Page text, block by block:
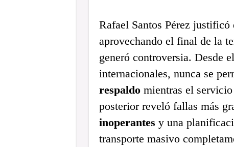
Rafael Santos Pérez
aprovechando el final de la
generó controversia. Desde
internacionales, nunca se
respaldomientras el servicio
posterior reveló fallas más
inoperantes y una
transporte masivo